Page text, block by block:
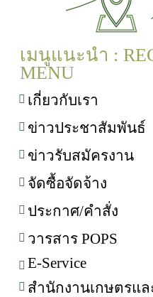
เมนูแนะนำ :
MENU
เกี่ยวกับเรา
ข่าวประชาสัมพันธ์
ข่าวรับสมัครงาน
จัดซื้อจัดจ้าง
ประกาศ/คำสั่ง
วารสาร POPS
E-Service
สำนักงานเกษตรแ